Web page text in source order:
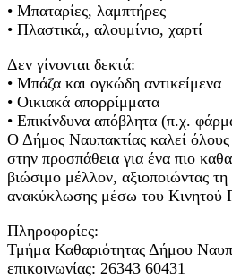
• Μπαταρίες, λαμπτήρες
• Πλαστικά,, αλουμίνιο, χαρτί
Δεν γίνονται δεκτά:
• Μπάζα και ογκώδη αντικείμενα
• Οικιακά απορρίμματα
• Επικίνδυνα απόβλητα (π.χ.
Ο Δήμος Ναυπακτίας καλεί
στην προσπάθεια για ένα πιο
βιώσιμο μέλλον, αξιοποιώντας τη
ανακύκλωσης μέσω του Κινητού
Πληροφορίες:
Τμήμα Καθαριότητας Δήμου
επικοινωνίας: 26343 60431